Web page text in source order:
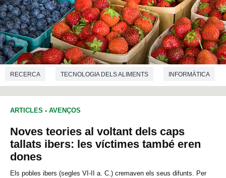
RECERCA TECNOLOGIA DELS ALIMENTS INFORMÀTICA
GENÈTICA BIOTECNOLOGIA BIOLOGIA
ARTICLES - AVENÇOS
Noves teories al voltant dels caps
tallats ibers: les víctimes també eren
dones
Els pobles ibers (segles VI-II a. C.) cremaven els seus difunts. Per